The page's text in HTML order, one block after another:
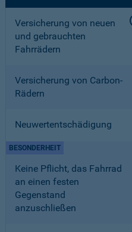
Versicherung von neuen
und gebrauchten
Fahrrädern
Versicherung von Carbon-
Rädern
Neuwertentschädigung
Keine Pflicht, das Fahrrad
an einen festen
Gegenstand
anzuschließen
BESONDERHEIT